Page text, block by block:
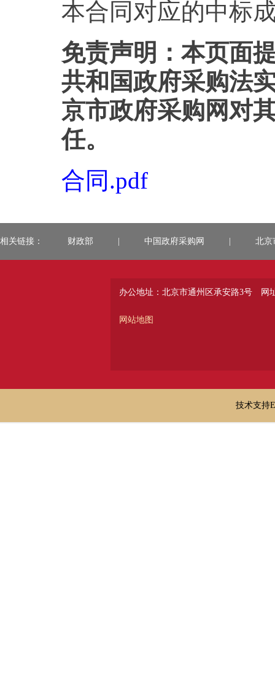
本合同对应的中标
免责声明：本页面
共和国政府采购法
京市政府采购网对
任。
合同.pdf
相关链接： 财政部 中国政府采购网 北京
办公地址：北京市通州区承安路3号
网站地图
网
技术支持